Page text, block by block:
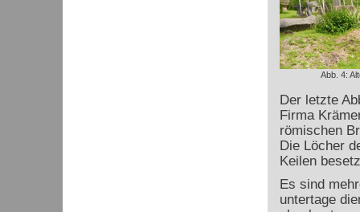
Abb. 4:
Der letzte
Firma
römischen
Die Löcher
Keilen
Es sind
untertage